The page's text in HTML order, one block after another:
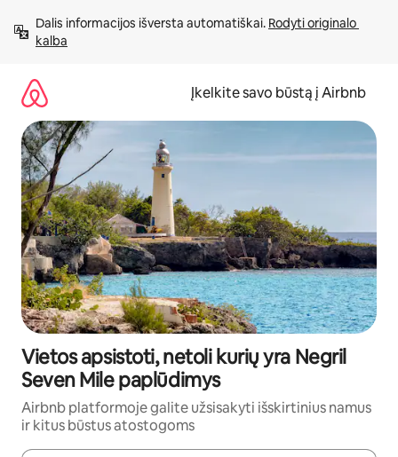
prie
turinio
Dalis informacijos išversta automatiškai. Rodyti originalo
kalba
Įkelkite savo būstą į Airbnb
Vietos apsistoti, netoli kurių yra Negril
Seven Mile paplūdimys
Airbnb platformoje galite užsisakyti išskirtinius namus
ir kitus būstus atostogoms